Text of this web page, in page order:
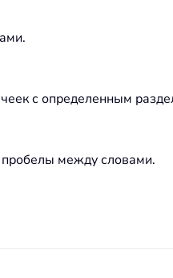
с определенным
между словами.